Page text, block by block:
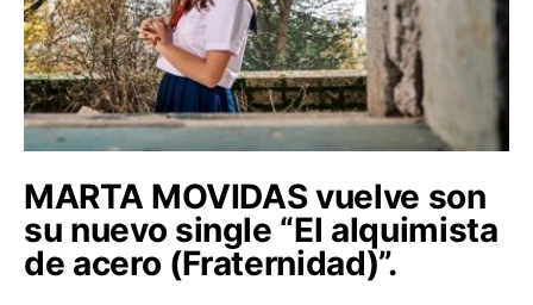
MARTA MOVIDAS vuelve son
su nuevo single “El alquimista
de acero (Fraternidad)”.